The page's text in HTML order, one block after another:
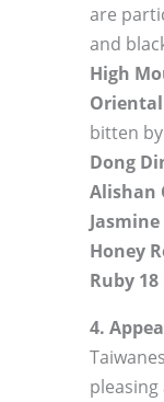
are
and
High
bitten
Dong
Alishan
Honey
Ruby
4.